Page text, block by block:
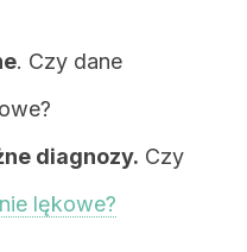
. Czy dane
diagnozy. Czy
lękowe?